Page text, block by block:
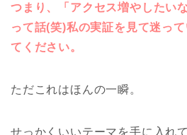
つまり、「アクセス増やしたい
って話(笑)私の実証を見て迷っ
てください。
ただこれはほんの一瞬。
せっかくいいテーマを手に入れ